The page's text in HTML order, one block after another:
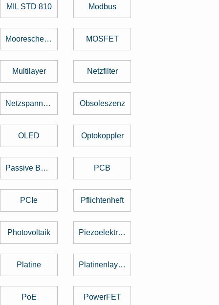
MIL STD 810 Modbus
Mooresche Gesetz MOSFET
Multilayer Netzfilter
Netzspannung Obsoleszenz
OLED Optokoppler
Passive Bauelemente PCB
PCIe Pflichtenheft
Photovoltaik Piezoelektrischer Sensor
Platine Platinenlayout
PoE PowerFET